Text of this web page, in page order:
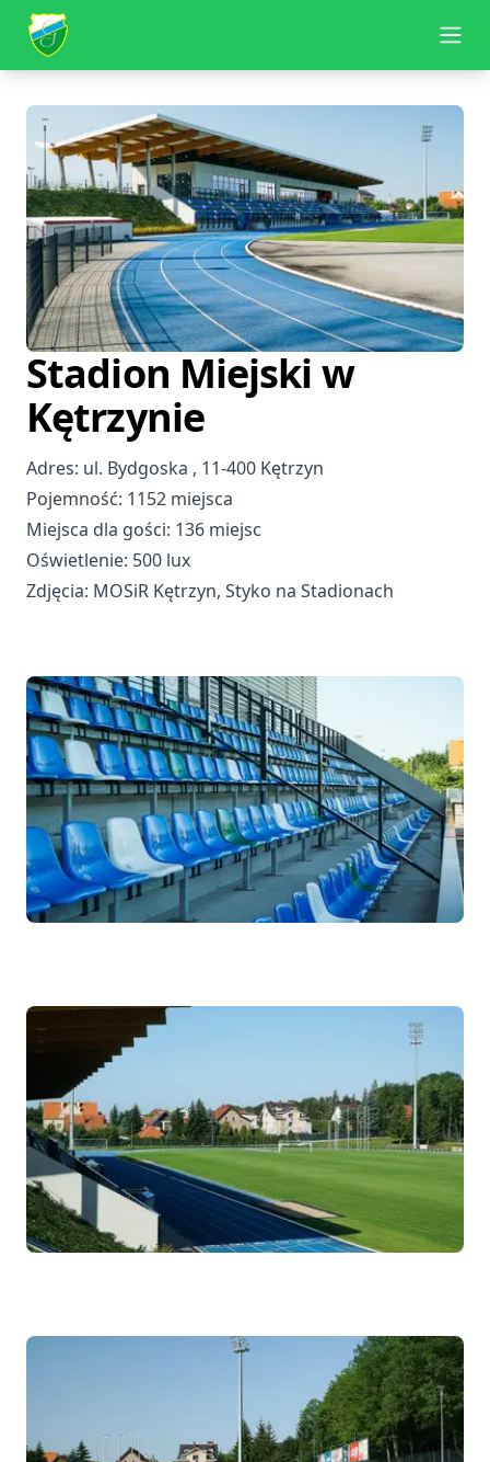
KKS Granica Kętrzyn
Stadion Miejski w
Kętrzynie
Adres: ul. Bydgoska , 11-400 Kętrzyn
Pojemność: 1152 miejsca
Miejsca dla gości: 136 miejsc
Oświetlenie: 500 lux
Zdjęcia: MOSiR Kętrzyn, Styko na Stadionach